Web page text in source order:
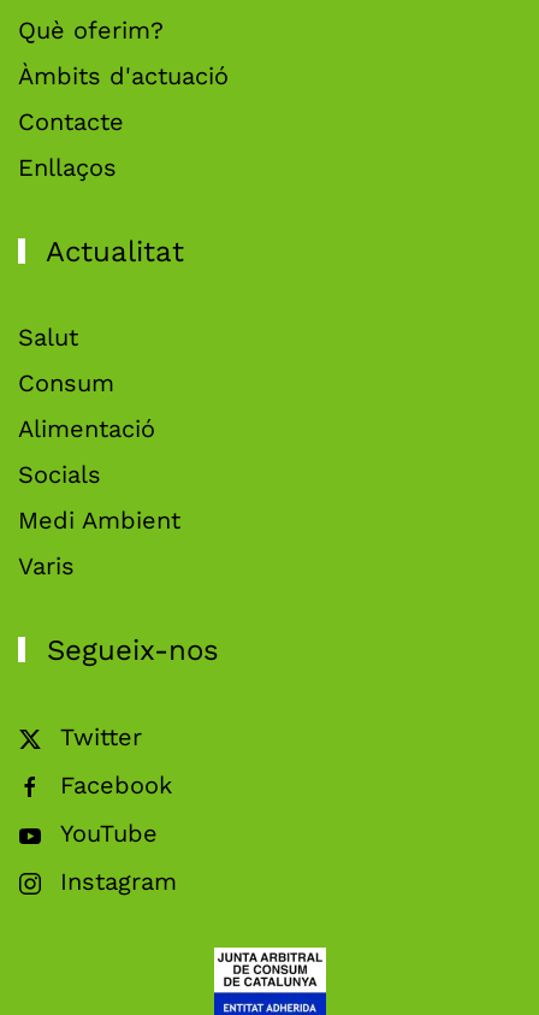
Què oferim?
Àmbits d'actuació
Contacte
Enllaços
Actualitat
Salut
Consum
Alimentació
Socials
Medi Ambient
Varis
Segueix-nos
Twitter
Facebook
YouTube
Instagram